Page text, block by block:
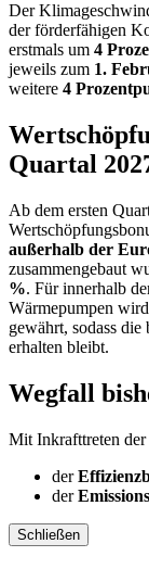
Der
der förderfähigen
erstmals um 4
jeweils zum 1.
weitere 4
Quartal
Ab dem ersten
außerhalb der
zusammengebaut
%. Für innerhalb
Wärmepumpen
gewährt, sodass
erhalten bleibt.
Wegfall
Mit Inkrafttreten der
der
der
Schließen